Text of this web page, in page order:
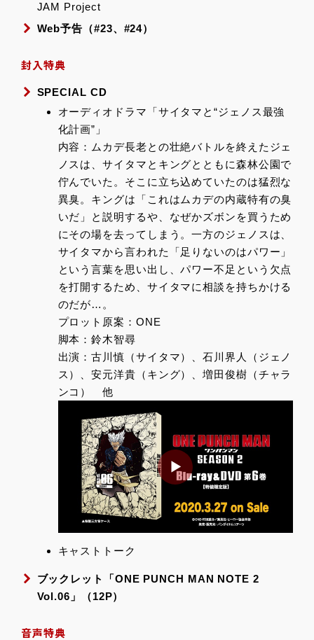
JAM Project
Web予告（#23、#24）
封入特典
SPECIAL CD
オーディオドラマ「サイタマと“ジェノス最強
化計画”」
内容：ムカデ長老との壮絶バトルを終えたジェ
ノスは、サイタマとキングとともに森林公園で
佇んでいた。そこに立ち込めていたのは猛烈な
異臭。キングは「これはムカデの内蔵特有の臭
いだ」と説明するや、なぜかズボンを買うため
にその場を去ってしまう。一方のジェノスは、
サイタマから言われた「足りないのはパワー」
という言葉を思い出し、パワー不足という欠点
を打開するため、サイタマに相談を持ちかける
のだが…。
プロット原案：ONE
脚本：鈴木智尋
出演：古川慎（サイタマ）、石川界人（ジェノ
ス）、安元洋貴（キング）、増田俊樹（チャラ
ンコ） 他
キャストトーク
ブックレット「ONE PUNCH MAN NOTE 2
Vol.06」（12P）
音声特典